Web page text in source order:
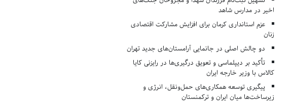
اخیر در مدارس شاهد
عزم استانداری کرمان برای افزایش مشارکت اقتصادی
زنان
دو چالش اصلی در جانمایی آرامستان‌های جدید تهران
تأکید بر دیپلماسی و تعویق درگیری‌ها در رایزنی کایا
کالاس با وزیر خارجه ایران
پیگیری توسعه همکاری‌های حمل‌ونقل، انرژی و
زیرساخت‌ها میان ایران و ترکمنستان